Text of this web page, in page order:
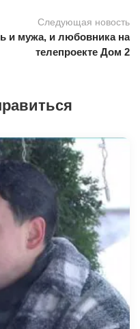
Следующая новость
и мужа, и любовника на
телепроекте Дом 2